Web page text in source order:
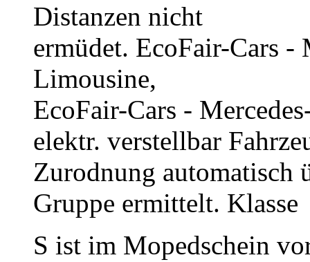
Distanzen nicht
ermüdet. EcoFair-Cars -
Limousine,
EcoFair-Cars -
elektr. verstellbar
Zurodnung automatisch
Gruppe ermittelt. Klasse
S ist im Mopedschein